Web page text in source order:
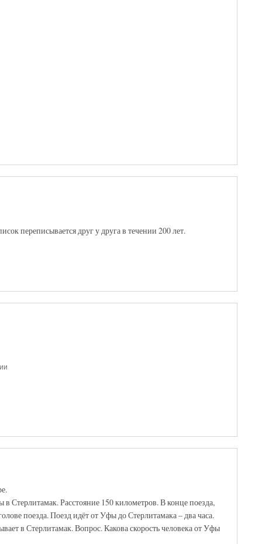
переписывается друг у друга в течении 200 лет.
Стерлитамак. Расстояние 150 километров. В конце поезда,
поезда. Поезд идёт от Уфы до Стерлитамака – два часа.
в Стерлитамак. Вопрос. Какова скорость человека от Уфы